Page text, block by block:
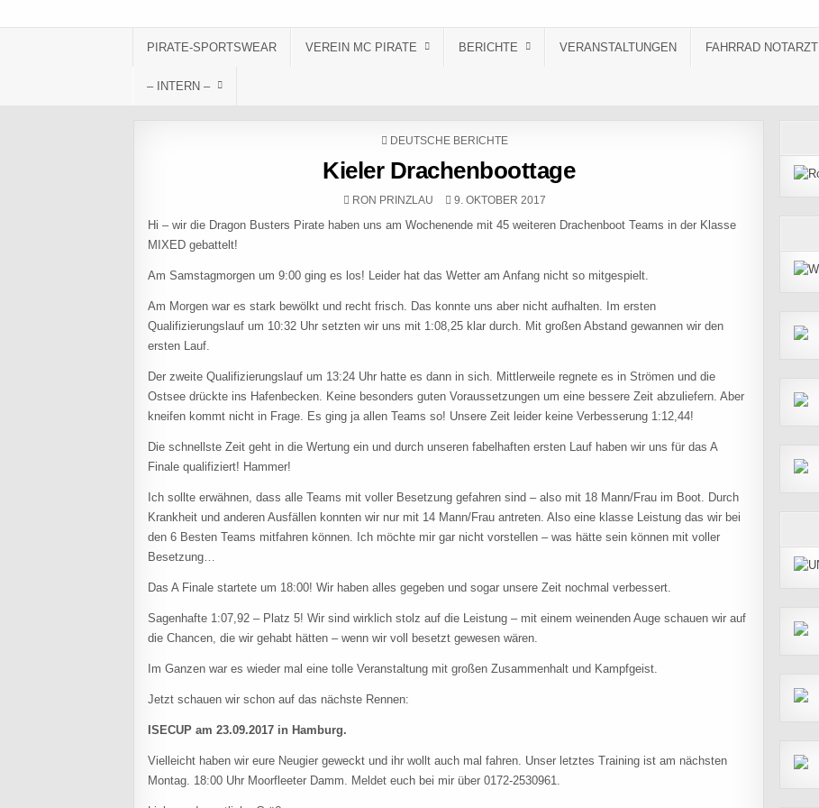
PIRATE-SPORTSWEAR VEREIN MC PIRATE BERICHTE VERANSTALTUNGEN FAHRRAD NOTARZT
– INTERN –
POSTED IN
DEUTSCHE BERICHTE
Kieler Drachenboottage
AUTHOR:
RON PRINZLAU PUBLISHED DATE:
9. OKTOBER 2017
Hi – wir die Dragon Busters Pirate haben uns am Wochenende mit 45 weiteren Drachenboot Teams in der Klasse
MIXED gebattelt!
Am Samstagmorgen um 9:00 ging es los! Leider hat das Wetter am Anfang nicht so mitgespielt.
Am Morgen war es stark bewölkt und recht frisch. Das konnte uns aber nicht aufhalten. Im ersten
Qualifizierungslauf um 10:32 Uhr setzten wir uns mit 1:08,25 klar durch. Mit großen Abstand gewannen wir den
ersten Lauf.
Der zweite Qualifizierungslauf um 13:24 Uhr hatte es dann in sich. Mittlerweile regnete es in Strömen und die
Ostsee drückte ins Hafenbecken. Keine besonders guten Voraussetzungen um eine bessere Zeit abzuliefern. Aber
kneifen kommt nicht in Frage. Es ging ja allen Teams so! Unsere Zeit leider keine Verbesserung 1:12,44!
Die schnellste Zeit geht in die Wertung ein und durch unseren fabelhaften ersten Lauf haben wir uns für das A
Finale qualifiziert! Hammer!
Ich sollte erwähnen, dass alle Teams mit voller Besetzung gefahren sind – also mit 18 Mann/Frau im Boot. Durch
Krankheit und anderen Ausfällen konnten wir nur mit 14 Mann/Frau antreten. Also eine klasse Leistung das wir bei
den 6 Besten Teams mitfahren können. Ich möchte mir gar nicht vorstellen – was hätte sein können mit voller
Besetzung…
Das A Finale startete um 18:00! Wir haben alles gegeben und sogar unsere Zeit nochmal verbessert.
Sagenhafte 1:07,92 – Platz 5! Wir sind wirklich stolz auf die Leistung – mit einem weinenden Auge schauen wir auf
die Chancen, die wir gehabt hätten – wenn wir voll besetzt gewesen wären.
Im Ganzen war es wieder mal eine tolle Veranstaltung mit großen Zusammenhalt und Kampfgeist.
Jetzt schauen wir schon auf das nächste Rennen:
ISECUP am 23.09.2017 in Hamburg.
Vielleicht haben wir eure Neugier geweckt und ihr wollt auch mal fahren. Unser letztes Training ist am nächsten
Montag. 18:00 Uhr Moorfleeter Damm. Meldet euch bei mir über 0172-2530961.